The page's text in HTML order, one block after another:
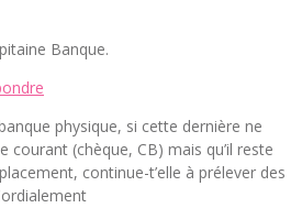
Banque.
physique, si cette dernière ne
(chèque, CB) mais qu’il reste
continue-t’elle à prélever des